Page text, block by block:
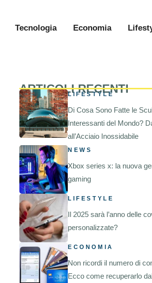
Tecnologia Economia
ARTICOLI RECENTI
LIFESTYLE
Di Cosa Sono Fatte le
Interessanti del Mondo?
all’Acciaio Inossidabile
NEWS
Xbox series x: la nuova
gaming
LIFESTYLE
Il 2025 sarà l’anno delle
personalizzate?
ECONOMIA
Non ricordi il numero di
Ecco come recuperarlo